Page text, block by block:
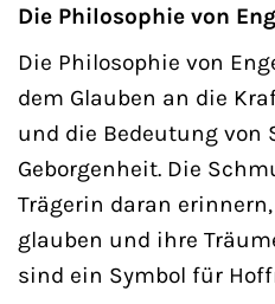
Die Philosophie von
Die Philosophie von
dem Glauben an die
und die Bedeutung von
Geborgenheit. Die
Trägerin daran
glauben und ihre
sind ein Symbol für